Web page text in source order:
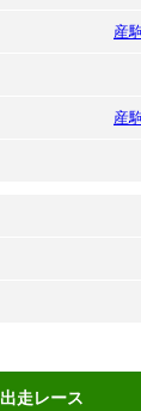
産
産
出走レース